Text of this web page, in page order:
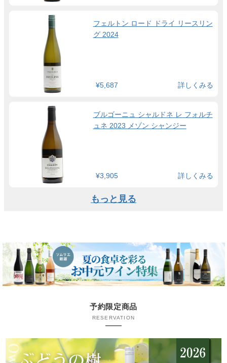
フェルトン ロード ドライ リースリン
グ 2024
¥5,687 詳しくみる
ブルゴーニュ シャルドネ レ フォルチ
ュネ 2023 メゾン シャンジー
¥3,905 詳しくみる
もっと見る
予約限定商品
RESERVATION